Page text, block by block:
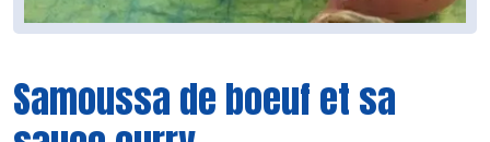
Samoussa de boeuf et sa